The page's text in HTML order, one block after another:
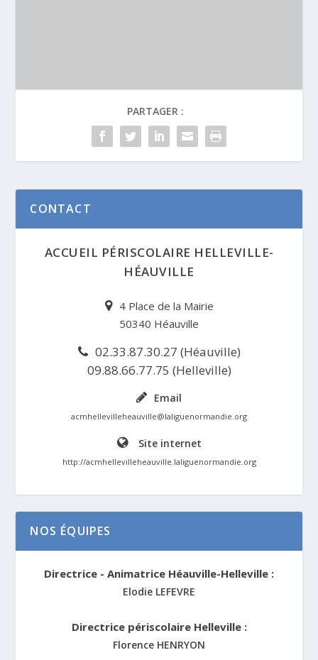
PARTAGER :
CONTACT
ACCUEIL PÉRISCOLAIRE HELLEVILLE-
HÉAUVILLE
4 Place de la Mairie
50340 Héauville
02.33.87.30.27 (Héauville)
09.88.66.77.75 (Helleville)
Email
acmhellevilleheauville@laliguenormandie.org
Site internet
http://acmhellevilleheauville.laliguenormandie.org
NOS ÉQUIPES
Directrice - Animatrice Héauville-Helleville :
Elodie LEFEVRE
Directrice périscolaire Helleville :
Florence HENRYON